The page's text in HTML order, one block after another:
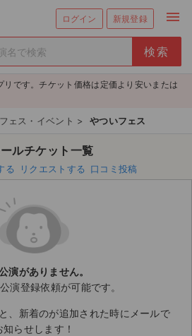
ログイン 新規登録 menu
す
）
です。チケット価格は定価より安いまたは
ェス・イベント > やついフェス
ルチケット一覧
る リクエストする 口コミ投稿
演がありません。
演登録依頼が可能です。
、新着のが追加された時にメールで
知らせします！